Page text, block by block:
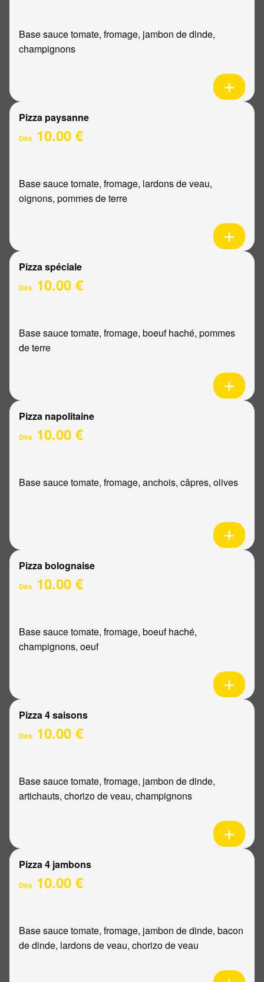
Base sauce tomate, fromage, jambon de dinde,
champignons
Pizza paysanne
Dès 10.00 €
Base sauce tomate, fromage, lardons de veau,
oignons, pommes de terre
Pizza spéciale
Dès 10.00 €
Base sauce tomate, fromage, boeuf haché, pommes
de terre
Pizza napolitaine
Dès 10.00 €
Base sauce tomate, fromage, anchois, câpres, olives
Pizza bolognaise
Dès 10.00 €
Base sauce tomate, fromage, boeuf haché,
champignons, oeuf
Pizza 4 saisons
Dès 10.00 €
Base sauce tomate, fromage, jambon de dinde,
artichauts, chorizo de veau, champignons
Pizza 4 jambons
Dès 10.00 €
Base sauce tomate, fromage, jambon de dinde, bacon
de dinde, lardons de veau, chorizo de veau